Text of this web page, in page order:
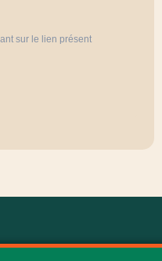
sur le lien présent